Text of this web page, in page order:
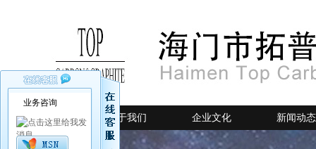
网站首页 关于我们 企业文化 新闻动态
业务咨询